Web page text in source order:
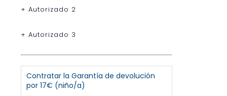
+ Autorizado 2
+ Autorizado 3
Contratar la Garantía de devolución
por 17€ (niño/a)